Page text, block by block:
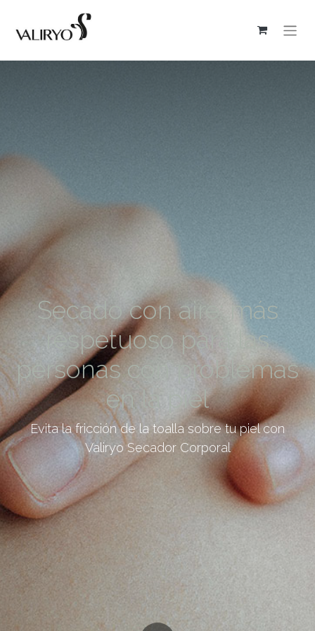
Secado con aire: más
respetuoso para las
personas con problemas
en la piel
Evita la fricción de la toalla sobre tu piel con
Valiryo Secador Corporal